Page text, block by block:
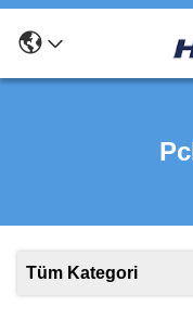
Tüm Kategori